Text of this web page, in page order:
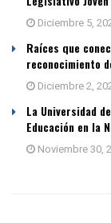
Diciembre 5,
Raíces que
reconocimiento
Diciembre 2,
La Universidad
Educación en la
Noviembre 30,